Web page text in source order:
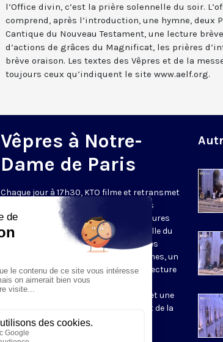
l’Office divin, c’est la prière solennelle du soir.
comprend, après l’introduction, une hymne, deux
Cantique du Nouveau Testament, une lecture
d’actions de grâces du Magnificat, les prières
brève oraison. Les textes des Vêpres et de la
toujours ceux qu’indiquent le site www.aelf.org.
Vêpres à Notre-
Dame de Paris
Chaque jour à 17h30, KTO filme et retransmet
les Vêpres depuis Notre-Dame de Paris
rouverte. Les Vêpres font partie des Heures
de l’Office divin, c’est la prière solennelle du
soir. L’office de Vêpres comprend, après
l’introduction, une hymne, deux Psaumes, un
Cantique du Nouveau Testament, une lecture
brève, le chant d’actions de grâces du
Magnificat, les prières d’intercession et une
brève oraison. Les textes des Vêpres et de la
messe sont presque toujours ceux
qu’indiquent le site